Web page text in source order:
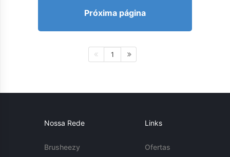
Próxima página
1
Nossa Rede
Brusheezy
Links
Ofertas